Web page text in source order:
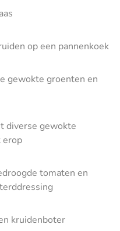
op een pannenkoek
gewokte groenten en
diverse gewokte
erop
tomaten en
kruidenboter